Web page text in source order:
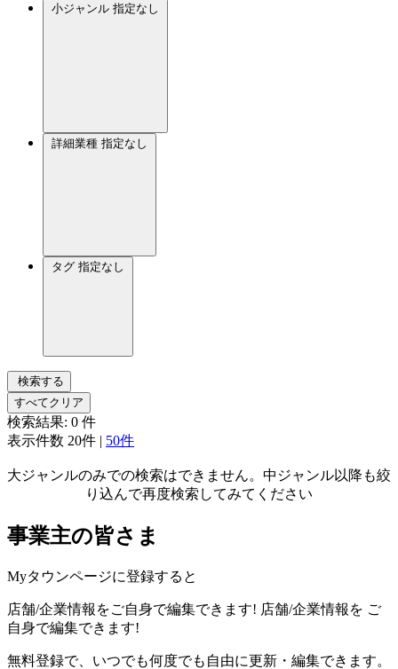
小ジャンル 指定なし
詳細業種 指定なし
タグ 指定なし
検索する
すべてクリア
検索結果: 0 件
表示件数 20件 | 50件
大ジャンルのみでの検索はできません。中ジャンル以降も絞
り込んで再度検索してみてください
事業主の皆さま
Myタウンページに登録すると
店舗/企業情報をご自身で編集できます! 店舗/企業情報を ご
自身で編集できます!
無料登録で、いつでも何度でも自由に更新・編集できます。